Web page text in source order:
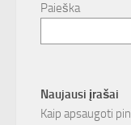
Paieška
Naujausi įrašai
Kaip apsaugoti